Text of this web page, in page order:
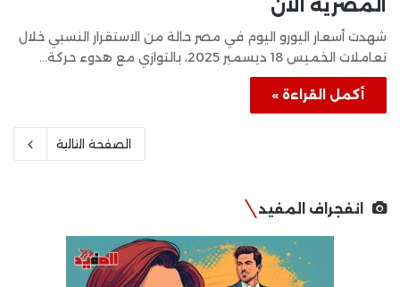
المصرية الآن
شهدت أسعار اليورو اليوم في مصر حالة من الاستقرار النسبي خلال
تعاملات الخميس 18 ديسمبر 2025، بالتوازي مع هدوء حركة…
أكمل القراءة »
الصفحة التالية
انفجراف المفيد